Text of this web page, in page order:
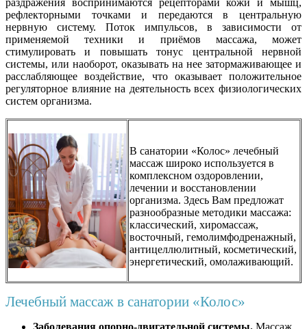
рефлекторными точками и передаются в центральную
нервную систему. Поток импульсов, в зависимости от
применяемой техники и приёмов массажа, может
стимулировать и повышать тонус центральной нервной
системы, или наоборот, оказывать на нее затормаживающее и
расслабляющее воздействие, что оказывает положительное
регуляторное влияние на деятельность всех физиологических
систем организма.
В санатории «Колос» лечебный
массаж широко используется в
комплексном оздоровлении,
лечении и восстановлении
организма. Здесь Вам предложат
разнообразные методики массажа:
классический, хиромассаж,
восточный, гемолимфодренажный,
антицеллюлитный, косметический,
энергетический, омолаживающий.
Лечебный массаж в санатории «Колос»
Заболевания опорно-двигательной системы. Массаж